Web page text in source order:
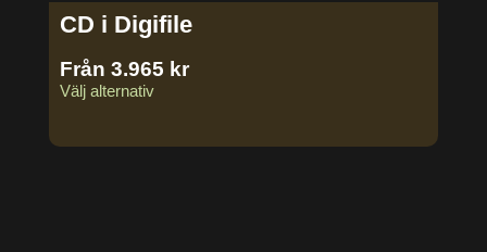
CD i Digifile
Från 3.965 kr
Välj alternativ